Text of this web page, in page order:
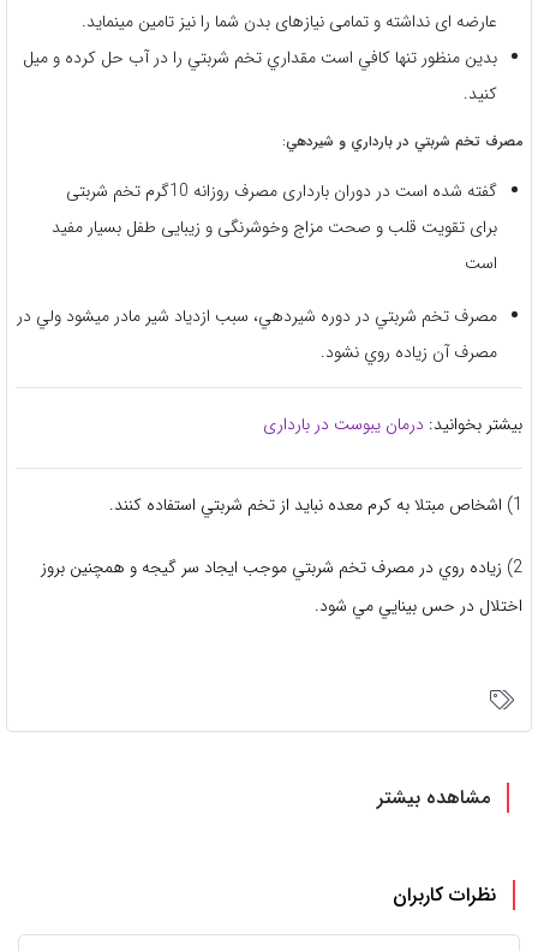
عارضه ای نداشته و تمامی نیازهای بدن شما را نیز تامین مینماید.
بدين منظور تنها كافي است مقداري تخم شربتي را در آب حل كرده و ميل
كنيد.
مصرف تخم شربتي در بارداري و شيردهي:
گفته شده است در دوران بارداری مصرف روزانه 10گرم تخم شربتی
برای تقویت قلب و صحت مزاج وخوشرنگی و زیبایی طفل بسیار مفید
است
مصرف تخم شربتي در دوره شيردهي، سبب ازدياد شير مادر ميشود ولي در
مصرف آن زياده روي نشود.
بیشتر بخوانید: درمان یبوست در بارداری
1) اشخاص مبتلا به كرم معده نبايد از تخم شربتي استفاده كنند.
2) زياده روي در مصرف تخم شربتي موجب ايجاد سر گيجه و همچنين بروز
اختلال در حس بينايي مي شود.
مشاهده بیشتر
نظرات کاربران